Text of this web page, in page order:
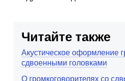
Читайте также
Акустическое оформление
сдвоенными головками
О громкоговорителях со